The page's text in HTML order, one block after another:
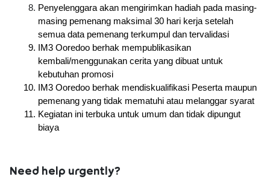
Penyelenggara akan mengirimkan hadiah pada masing-
masing pemenang maksimal 30 hari kerja setelah
semua data pemenang terkumpul dan tervalidasi
IM3 Ooredoo berhak mempublikasikan
kembali/menggunakan cerita yang dibuat untuk
kebutuhan promosi
IM3 Ooredoo berhak mendiskualifikasi Peserta maupun
pemenang yang tidak mematuhi atau melanggar syarat
Kegiatan ini terbuka untuk umum dan tidak dipungut
biaya
Need help urgently?